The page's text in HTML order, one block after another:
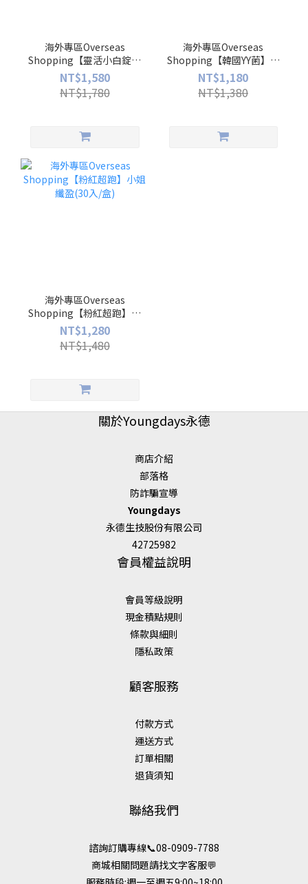
海外專區Overseas
Shopping【靈活小白錠】
軟骨素膠原錠(30入/盒)
NT$1,580
NT$1,780
海外專區Overseas
Shopping【韓國YY菌】高
敏力益生菌(30入/盒)
NT$1,180
NT$1,380
海外專區Overseas
Shopping【粉紅超跑】小
姐纖盈(30入/盒)
NT$1,280
NT$1,480
關於Youngdays永德
商店介紹
部落格
防詐騙宣導
Youngdays
永德生技股份有限公司
42725982
會員權益說明
會員等級說明
現金積點規則
條款與細則
隱私政策
顧客服務
付款方式
運送方式
訂單相關
退貨須知
聯絡我們
諮詢訂購專線📞08-0909-7788
商城相關問題請找文字客服💬